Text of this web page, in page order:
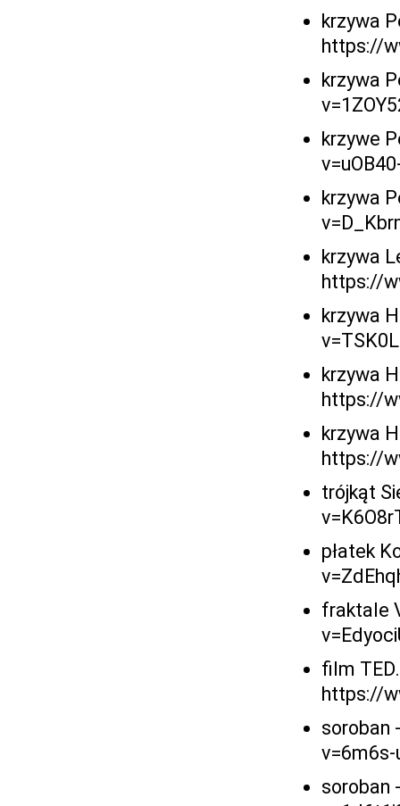
krzywa
https://
krzywa
krzywe
krzywa
krzywa
https://
krzywa
krzywa
https://
krzywa
https://
trójkąt
płatek
fraktale
film
https://
soroban
v=6m6s-
soroban